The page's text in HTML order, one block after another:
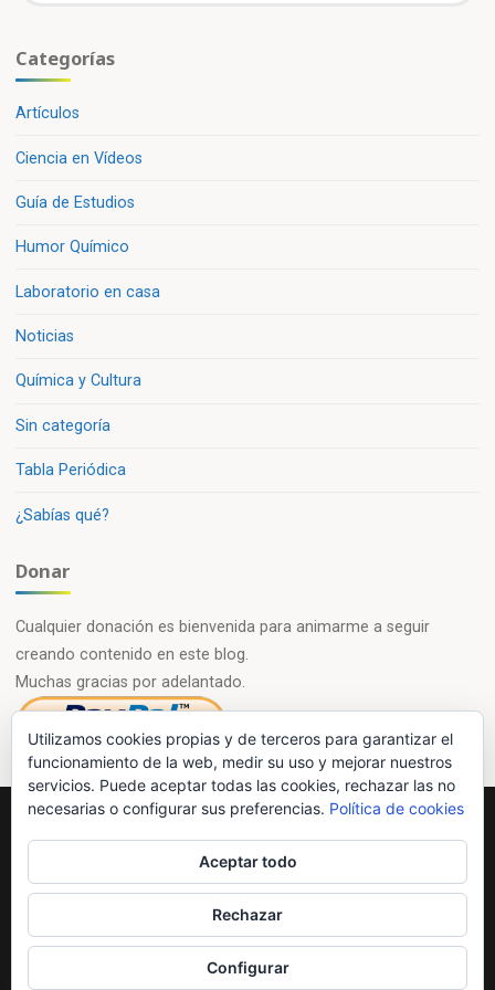
Categorías
Artículos
Ciencia en Vídeos
Guía de Estudios
Humor Químico
Laboratorio en casa
Noticias
Química y Cultura
Sin categoría
Tabla Periódica
¿Sabías qué?
Donar
Cualquier donación es bienvenida para animarme a seguir
creando contenido en este blog.
Muchas gracias por adelantado.
©2026 Química en casa.com
Utilizamos cookies propias y de terceros para garantizar el
funcionamiento de la web, medir su uso y mejorar nuestros
servicios. Puede aceptar todas las cookies, rechazar las no
necesarias o configurar sus preferencias. Política de cookies
Aceptar todo
Rechazar
Configurar